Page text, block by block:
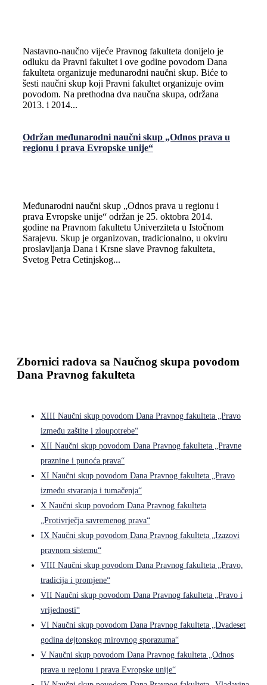
Nastavno-naučno vijeće Pravnog fakulteta donijelo je
odluku da Pravni fakultet i ove godine povodom Dana
fakulteta organizuje međunarodni naučni skup. Biće to
šesti naučni skup koji Pravni fakultet organizuje ovim
povodom. Na prethodna dva naučna skupa, održana
2013. i 2014...
Održan međunarodni naučni skup „Odnos prava u
regionu i prava Evropske unije“
Međunarodni naučni skup „Odnos prava u regionu i
prava Evropske unije“ održan je 25. oktobra 2014.
godine na Pravnom fakultetu Univerziteta u Istočnom
Sarajevu. Skup je organizovan, tradicionalno, u okviru
proslavlјanja Dana i Krsne slave Pravnog fakulteta,
Svetog Petra Cetinjskog...
Zbornici radova sa Naučnog skupa povodom
Dana Pravnog fakulteta
XIII Naučni skup povodom Dana Pravnog fakulteta „Pravo
između zaštite i zloupotrebe“
XII Naučni skup povodom Dana Pravnog fakulteta „Pravne
praznine i punoća prava“
XI Naučni skup povodom Dana Pravnog fakulteta „Pravo
između stvaranja i tumačenja“
X Naučni skup povodom Dana Pravnog fakulteta
„Protivrječja savremenog prava“
IX Naučni skup povodom Dana Pravnog fakulteta „Izazovi
pravnom sistemu“
VIII Naučni skup povodom Dana Pravnog fakulteta „Pravo,
tradicija i promjene“
VII Naučni skup povodom Dana Pravnog fakulteta „Pravo i
vrijednosti“
VI Naučni skup povodom Dana Pravnog fakulteta „Dvadeset
godina dejtonskog mirovnog sporazuma“
V Naučni skup povodom Dana Pravnog fakulteta „Odnos
prava u regionu i prava Evropske unije“